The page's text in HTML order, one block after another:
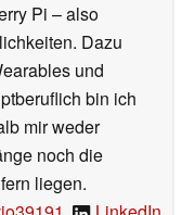
Pi – also
Dazu
und
bin ich
mir weder
noch die
liegen.